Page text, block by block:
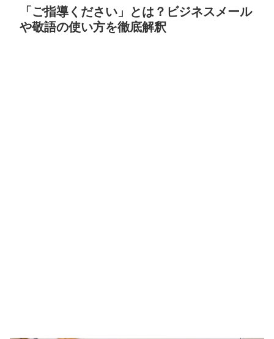
「ご指導ください」とは？ビジネスメール
や敬語の使い方を徹底解釈